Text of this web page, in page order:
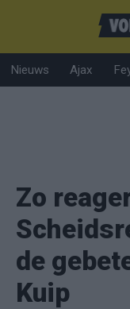
Nieuws Ajax
Zo
de
Kuip